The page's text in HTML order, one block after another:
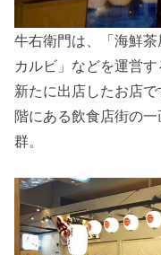
牛右衛門は、「海鮮
カルビ」などを運営
新たに出店したお店
階にある飲食店街の
群。